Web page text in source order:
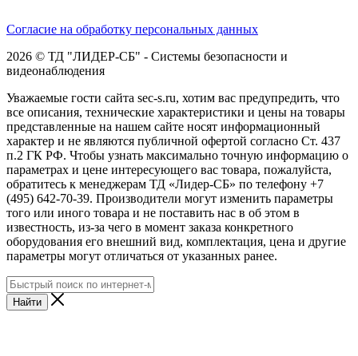
Согласие на обработку персональных данных
2026 © ТД "ЛИДЕР-СБ" - Системы безопасности и
видеонаблюдения
Уважаемые гости сайта sec-s.ru, хотим вас предупредить, что
все описания, технические характеристики и цены на товары
представленные на нашем сайте носят информационный
характер и не являются публичной офертой согласно Ст. 437
п.2 ГК РФ. Чтобы узнать максимально точную информацию о
параметрах и цене интересующего вас товара, пожалуйста,
обратитесь к менеджерам ТД «Лидер-СБ» по телефону +7
(495) 642-70-39. Производители могут изменить параметры
того или иного товара и не поставить нас в об этом в
известность, из-за чего в момент заказа конкретного
оборудования его внешний вид, комплектация, цена и другие
параметры могут отличаться от указанных ранее.
Найти